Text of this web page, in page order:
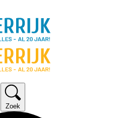
Zoek